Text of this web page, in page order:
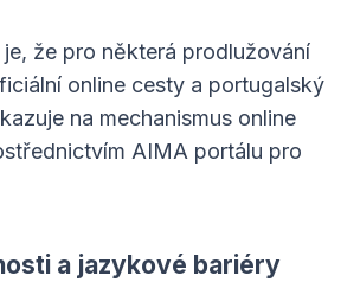
že pro některá prodlužování
online cesty a portugalský
na mechanismus online
AIMA portálu pro
a jazykové bariéry